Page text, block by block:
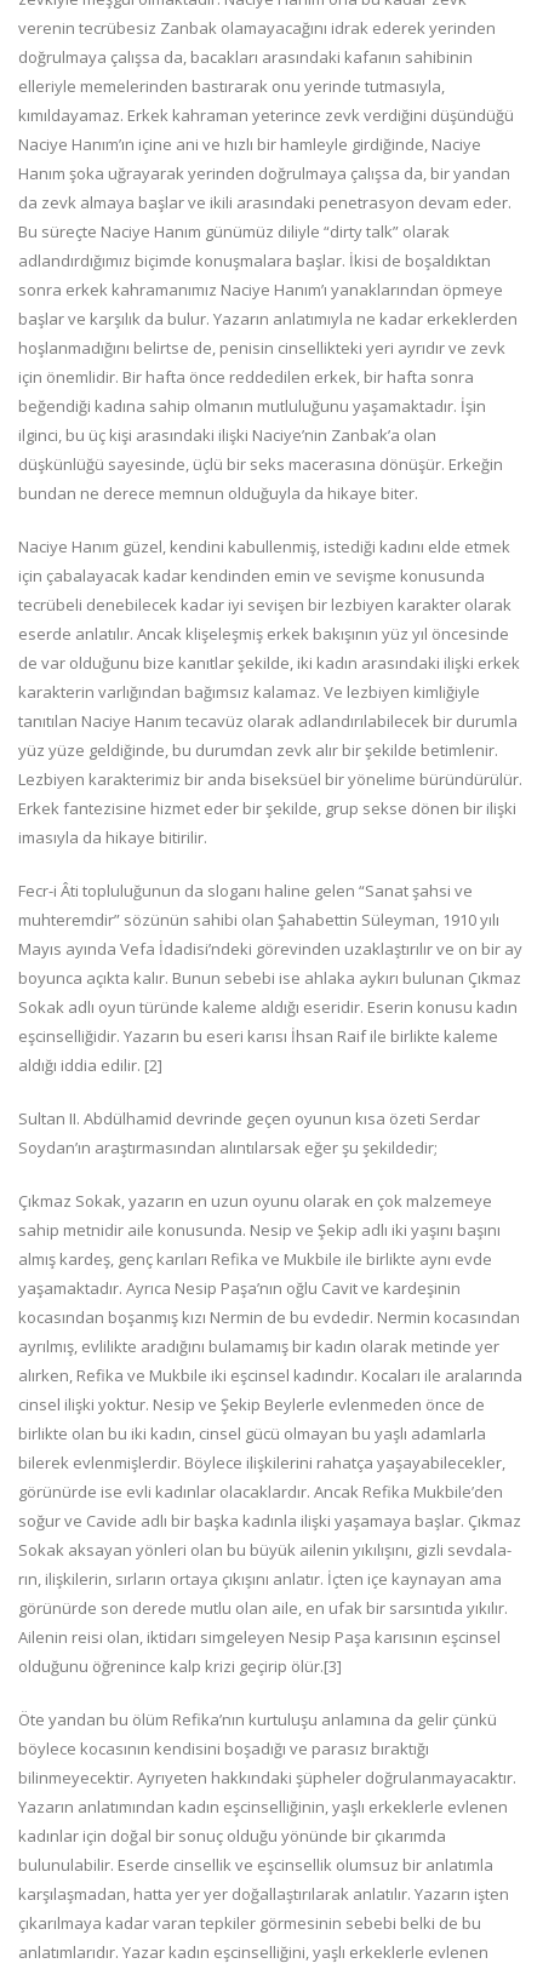
verenin tecrübesiz Zanbak olamayacağını idrak ederek yerinden
doğrulmaya çalışsa da, bacakları arasındaki kafanın sahibinin
elleriyle memelerinden bastırarak onu yerinde tutma­sıyla,
kımıldayamaz. Erkek kahraman yeterince zevk verdiğini düşündüğü
Naciye Hanım’ın içine ani ve hızlı bir hamleyle girdiğinde, Naciye
Hanım şoka uğrayarak yerinden doğrulmaya çalışsa da, bir yandan
da zevk almaya başlar ve ikili arasındaki penetrasyon devam eder.
Bu süreçte Naciye Hanım günümüz diliyle “dirty talk” olarak
adlandırdığımız biçimde konuşmalara başlar. İkisi de boşaldıktan
sonra erkek kahramanımız Naciye Hanım’ı yanaklarından öpmeye
başlar ve karşılık da bulur. Ya­zarın anlatımıyla ne kadar erkeklerden
hoşlanmadığını belirtse de, penisin cinsellikteki yeri ayrıdır ve zevk
için önemlidir. Bir hafta önce reddedilen erkek, bir hafta sonra
beğendiği kadına sahip olmanın mutluluğunu yaşamaktadır. İşin
ilginci, bu üç kişi arasındaki ilişki Naciye’nin Zanbak’a olan
düşkünlüğü sayesinde, üçlü bir seks macerasına dönüşür. Erkeğin
bundan ne derece memnun olduğuyla da hikaye biter.
Naciye Hanım güzel, kendini kabullenmiş, istediği kadını elde etmek
için çabalayacak kadar kendinden emin ve sevişme konusunda
tecrübeli denebilecek kadar iyi sevişen bir lezbiyen karakter olarak
eserde anlatılır. Ancak klişeleşmiş erkek bakışı­nın yüz yıl öncesinde
de var olduğunu bize kanıtlar şekilde, iki kadın arasındaki ilişki erkek
karakterin varlığından bağımsız kalamaz. Ve lezbiyen kimliğiyle
tanıtılan Naciye Hanım tecavüz olarak adlandırılabilecek bir durumla
yüz yüze geldiğinde, bu durumdan zevk alır bir şekilde betimlenir.
Lezbiyen karakte­rimiz bir anda biseksüel bir yönelime büründürülür.
Erkek fantezisine hizmet eder bir şekilde, grup sekse dönen bir ilişki
imasıyla da hikaye bitirilir.
Fecr-i Âti topluluğunun da sloganı haline gelen “Sanat şahsi ve
muhteremdir” sözünün sahibi olan Şahabettin Süleyman, 1910 yılı
Mayıs ayında Vefa İdadisi’ndeki görevinden uzaklaştırılır ve on bir ay
boyunca açıkta kalır. Bunun sebebi ise ahlaka aykırı bulunan Çıkmaz
Sokak adlı oyun türünde kaleme aldığı eseri­dir. Eserin konusu kadın
eşcinselliğidir. Yazarın bu eseri karısı İhsan Raif ile birlikte kaleme
aldığı iddia edilir. [2]
Sultan II. Abdülhamid devrinde geçen oyunun kısa özeti Serdar
Soydan’ın araştırmasından alıntılarsak eğer şu şekildedir;
Çıkmaz Sokak, yazarın en uzun oyunu olarak en çok malzeme­ye
sahip metnidir aile konusunda. Nesip ve Şekip adlı iki yaşını başını
almış kardeş, genç karıları Refika ve Mukbile ile birlikte aynı evde
yaşamaktadır. Ayrıca Nesip Paşa’nın oğlu Cavit ve kardeşinin
kocasından boşanmış kızı Nermin de bu evdedir. Nermin kocasından
ayrılmış, evlilikte aradığını bulamamış bir kadın olarak metinde yer
alırken, Refika ve Mukbile iki eşcinsel kadındır. Kocaları ile aralarında
cinsel ilişki yoktur. Nesip ve Şekip Beylerle evlenmeden önce de
birlikte olan bu iki kadın, cinsel gücü olmayan bu yaşlı adamlarla
bilerek evlenmişlerdir. Böylece ilişkilerini rahatça yaşayabilecekler,
görünürde ise evli kadınlar olacaklardır. Ancak Refika Mukbile’den
soğur ve Cavi­de adlı bir başka kadınla ilişki yaşamaya başlar. Çıkmaz
Sokak aksayan yönleri olan bu büyük ailenin yıkılışını, gizli sevdala­
rın, ilişkilerin, sırların ortaya çıkışını anlatır. İçten içe kaynayan ama
görünürde son derede mutlu olan aile, en ufak bir sarsın­tıda yıkılır.
Ailenin reisi olan, iktidarı simgeleyen Nesip Paşa karısının eşcinsel
olduğunu öğrenince kalp krizi geçirip ölür.[3]
Öte yandan bu ölüm Refika’nın kurtuluşu anlamına da gelir çünkü
böylece kocasının kendisini boşadığı ve parasız bıraktığı
bilinmeyecektir. Ayrıyeten hakkındaki şüpheler doğrulanmaya­caktır.
Yazarın anlatımından kadın eşcinselliğinin, yaşlı erkek­lerle evlenen
kadınlar için doğal bir sonuç olduğu yönünde bir çıkarımda
bulunulabilir. Eserde cinsellik ve eşcinsellik olumsuz bir anlatımla
karşılaşmadan, hatta yer yer doğallaştırılarak anla­tılır. Yazarın işten
çıkarılmaya kadar varan tepkiler görmesinin sebebi belki de bu
anlatımlarıdır. Yazar kadın eşcinselliğini, yaşlı erkeklerle evlenen